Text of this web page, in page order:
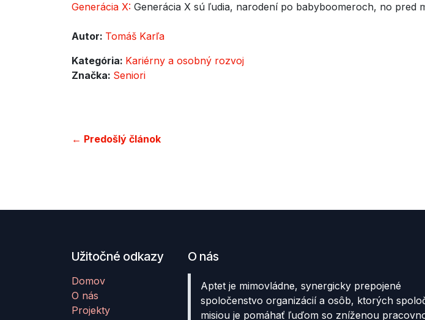
Generácia X: Generácia X sú ľudia, narodení po babyboomeroch, no pred
Autor: Tomáš Karľa
Kategória: Kariérny a osobný rozvoj
Značka: Seniori
← Predošlý článok
Užitočné odkazy
Domov
O nás
Projekty
O nás
Aptet je mimovládne, synergicky prepojené
spoločenstvo organizácií a osôb, ktorých
misiou je pomáhať ľuďom so zníženou